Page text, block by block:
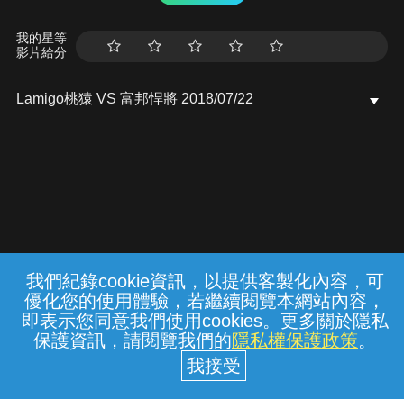
我們紀錄cookie資訊，以提供客製化內容，可
優化您的使用體驗，若繼續閱覽本網站內容，
即表示您同意我們使用cookies。更多關於隱私
保護資訊，請閱覽我們的隱私權保護政策。
我的星等
影片給分
Lamigo桃猿 VS 富邦悍將 2018/07/22
常見問題 線上客服 服務條款 隱私權保護
中華電信股份有限公司個人家庭分公司
(統一編號：96979949) © 2026
{{notifyMsg}}